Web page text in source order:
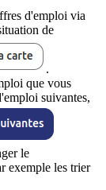
d'emploi via
de
.
que vous
suivantes,
le
exemple les trier